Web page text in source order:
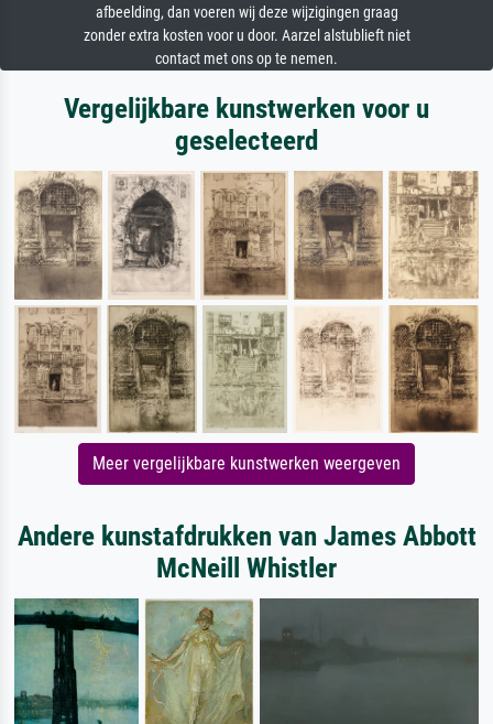
afbeelding, dan voeren wij deze wijzigingen graag
zonder extra kosten voor u door. Aarzel alstublieft niet
contact met ons op te nemen.
Vergelijkbare kunstwerken voor u
geselecteerd
Meer vergelijkbare kunstwerken weergeven
Andere kunstafdrukken van James Abbott
McNeill Whistler